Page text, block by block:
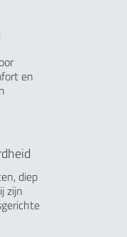
en
diep
zijn